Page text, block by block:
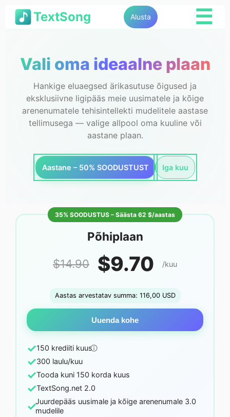
TextSong Alusta ☰
Vali oma ideaalne plaan
Hankige eluaegsed ärikasutuse õigused ja
eksklusiivne ligipääs meie uusimatele ja kõige
arenenumatele tehisintellekti mudelitele aastase
tellimusega — valige allpool oma kuuline või
aastane plaan.
Aastane – 50% SOODUSTUST Iga kuu
35% SOODUSTUS – Säästa 62 $/aastas
Põhiplaan
$14.90 $9.70 /kuu
Aastas arvestatav summa: 116,00 USD
Uuenda kohe
✓150 krediiti kuus
✓300 laulu/kuu
✓Tooda kuni 150 korda kuus
✓TextSong.net 2.0
✓Juurdepääs uusimale ja kõige arenenumale 3.0
mudelile